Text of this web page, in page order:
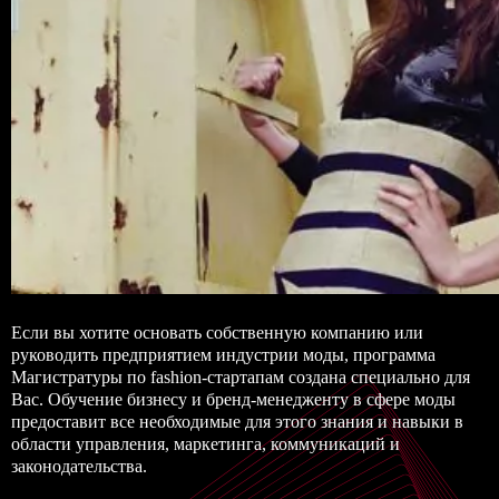
Если вы хотите основать собственную компанию или
руководить предприятием индустрии моды, программа
Магистратуры по fashion-стартапам создана специально для
Вас. Обучение бизнесу и бренд-менедженту в сфере моды
предоставит все необходимые для этого знания и навыки в
области управления, маркетинга, коммуникаций и
законодательства.